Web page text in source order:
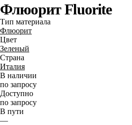
Флюорит Fluorite
Тип материала
Флюорит
Цвет
Зеленый
Страна
Италия
В наличии
по запросу
Доступно
по запросу
В пути
—